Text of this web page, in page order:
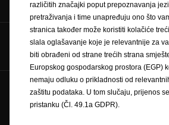
Pratite nas na
Pravilnik o zaštiti privatnosti
Politika
Zaštitni znak i autorska prava
različitih značajki poput prepoznavanja
pretraživanja i time unapređuju ono što
stranica također može koristiti kolačiće
slala oglašavanje koje je relevantnije za
biti obrađeni od strane trećih strana
Europskog gospodarskog prostora (EGP)
nemaju odluku o prikladnosti od
zaštitu podataka. U tom slučaju, prijenos
pristanku (Čl. 49.1a GDPR).